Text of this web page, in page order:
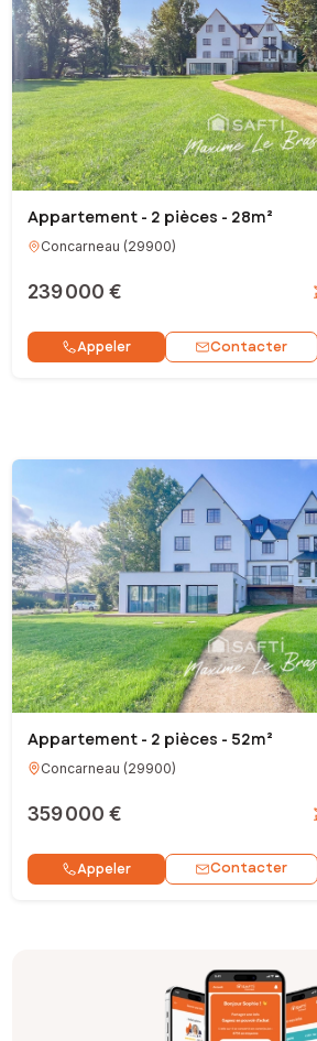
Appartement - 2 pièces - 28m²
Concarneau (29900)
239 000 €
Appeler Contacter
Appartement - 2 pièces - 52m²
Concarneau (29900)
359 000 €
Appeler Contacter